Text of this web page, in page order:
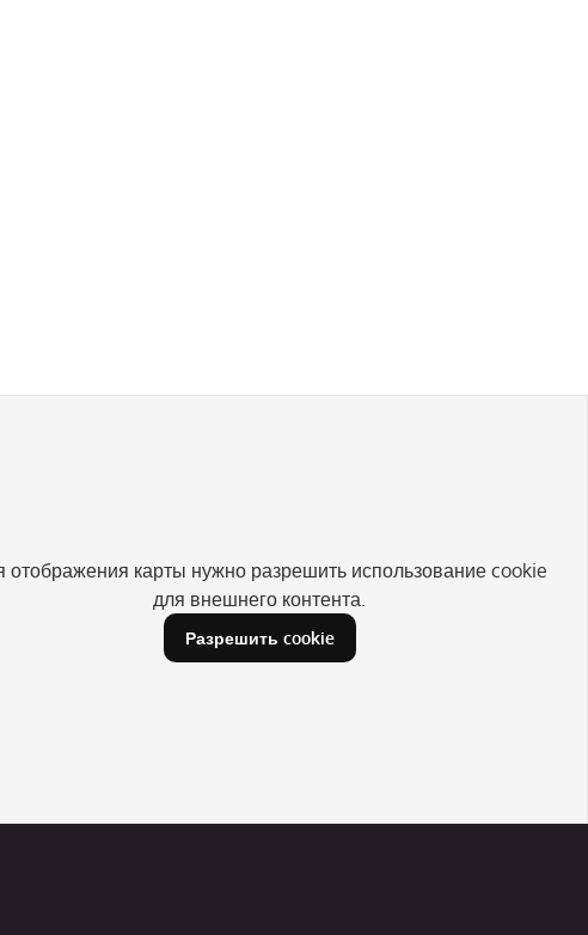
отображения карты нужно разрешить использование cookie
для внешнего контента.
Разрешить cookie